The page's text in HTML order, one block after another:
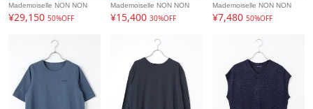
Mademoiselle NON NON
¥29,150 50%OFF
Mademoiselle NON NON
¥15,400 30%OFF
Mademoiselle NON NON
¥7,480 50%OFF